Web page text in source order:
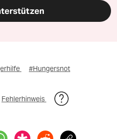
#Hungersnot
Fehlerhinweis